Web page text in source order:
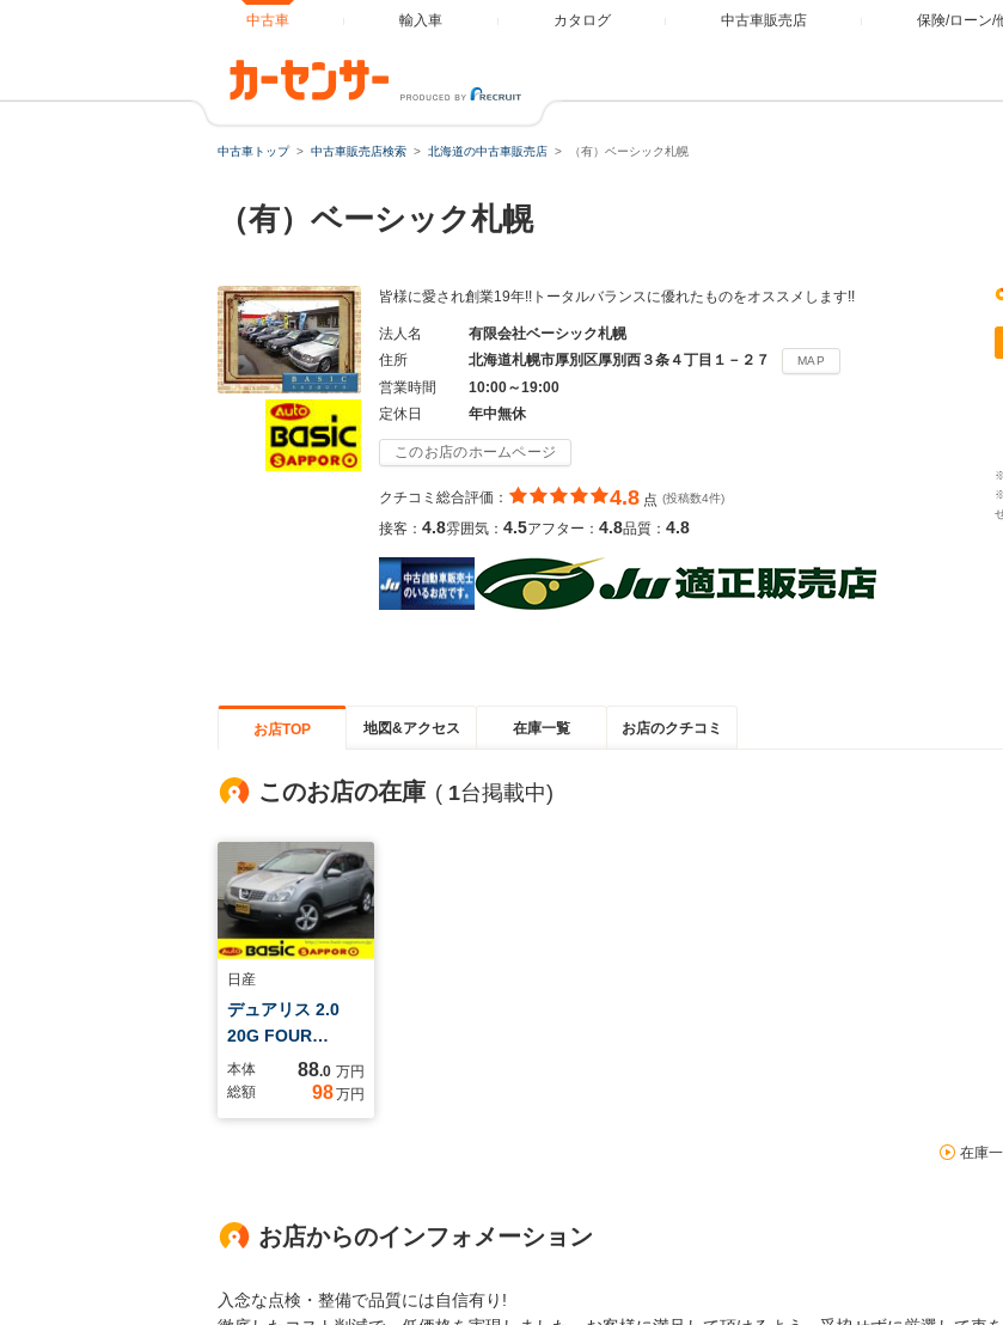
中古車 輸入車 カタログ 中古車販売店 保険/ローン/
中古車トップ 中古車販売店検索 北海道の中古車販売店 （有）ベーシック札幌
（有）ベーシック札幌
皆様に愛され創業19年!!トータルバランスに優れたものをオススメします!!
法人名
有限会社ベーシック札幌
住所
北海道札幌市厚別区厚別西３条４丁目１－２７ MAP
営業時間
10:00～19:00
定休日
年中無休
このお店のホームページ
クチコミ総合評価： 4.8 点 (投稿数4件)
接客： 4.8雰囲気： 4.5アフター： 4.8品質： 4.8
お店TOP 地図&アクセス 在庫一覧 お店のクチコミ
このお店の在庫 ( 1台掲載中)
日産
デュアリス 2.0
20G FOUR…
本体 88.0 万円
総額
98万円
在庫
お店からのインフォメーション
入念な点検・整備で品質には自信有り!